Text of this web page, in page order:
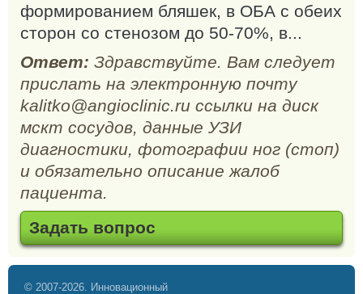
формированием бляшек, в ОБА с обеих
сторон со стенозом до 50-70%, в...
Ответ: Здравствуйте. Вам следует
прислать на электронную почту
kalitko@angioclinic.ru ссылки на диск
мскт сосудов, данные УЗИ
диагностики, фотографии ног (стоп)
и обязательно описание жалоб
пациента.
Задать вопрос
© 2007-2026. Инновационный